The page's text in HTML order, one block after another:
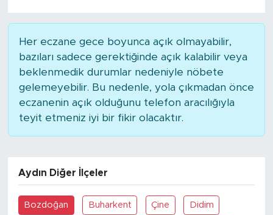
Her eczane gece boyunca açık olmayabilir,
bazıları sadece gerektiğinde açık kalabilir veya
beklenmedik durumlar nedeniyle nöbete
gelemeyebilir. Bu nedenle, yola çıkmadan önce
eczanenin açık olduğunu telefon aracılığıyla
teyit etmeniz iyi bir fikir olacaktır.
Aydın Diğer İlçeler
Bozdoğan Buharkent Çine Didim